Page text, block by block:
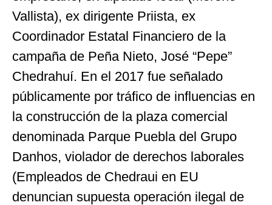
Vallista), ex dirigente Priista, ex
Coordinador Estatal Financiero de la
campaña de Peña Nieto, José “Pepe”
Chedrahuí. En el 2017 fue señalado
públicamente por tráfico de influencias en
la construcción de la plaza comercial
denominada Parque Puebla del Grupo
Danhos, violador de derechos laborales
(Empleados de Chedraui en EU
denuncian supuesta operación ilegal de